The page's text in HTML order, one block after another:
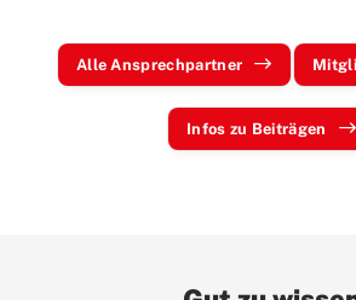
Alle Ansprechpartner
Infos zu Beiträgen